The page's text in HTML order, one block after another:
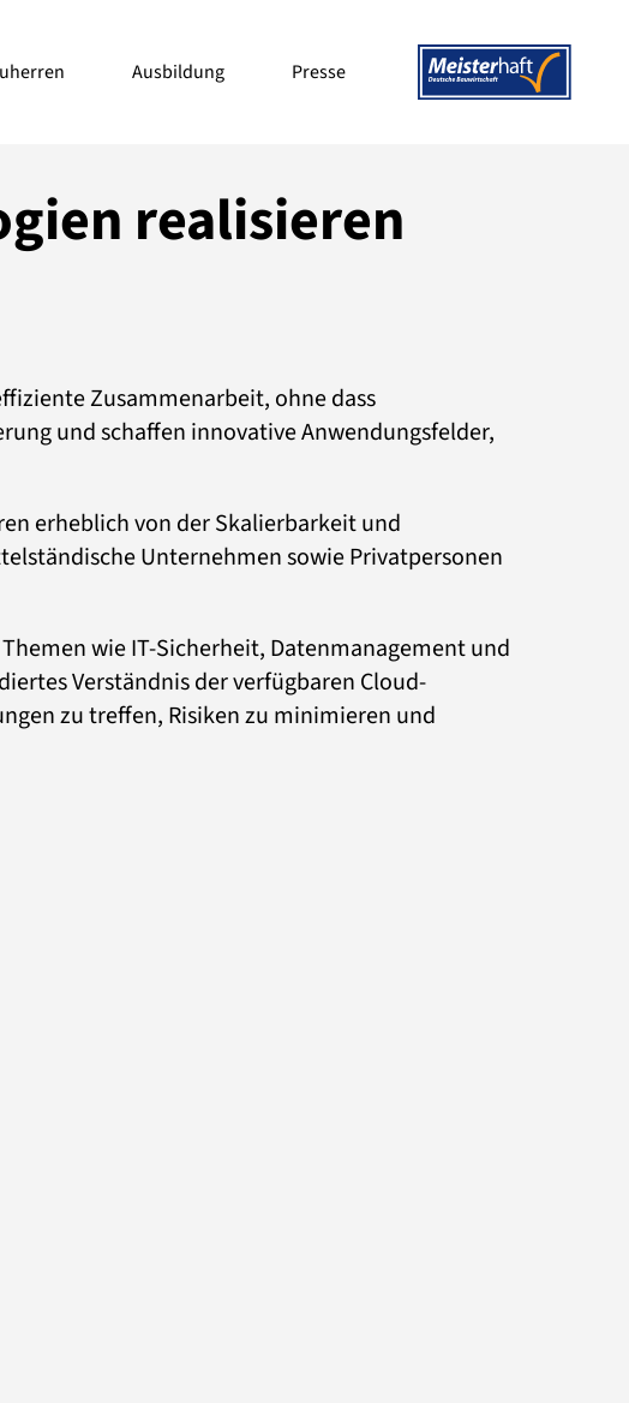
Ausbildung Presse
realisieren
Zusammenarbeit, ohne dass
und schaffen innovative Anwendungsfelder,
erheblich von der Skalierbarkeit und
Unternehmen sowie Privatpersonen
wie IT-Sicherheit, Datenmanagement und
Verständnis der verfügbaren Cloud-
zu treffen, Risiken zu minimieren und